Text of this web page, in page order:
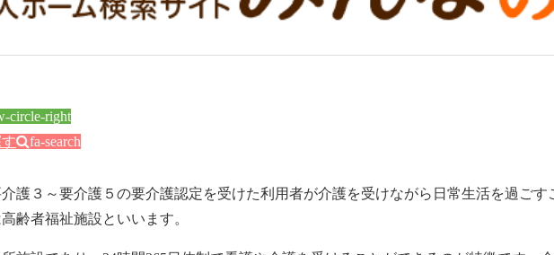
circle-right
fa-search
護３～要介護５の要介護認定を受けた利用者が介護を受けながら日常生活を過ご
齢者福祉施設といいます。